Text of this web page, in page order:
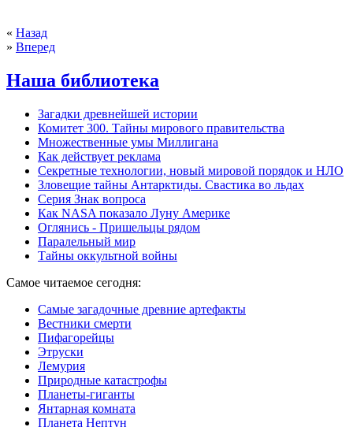
« Назад
» Вперед
Наша библиотека
Загадки древнейшей истории
Комитет 300. Тайны мирового правительства
Mножественные умы Миллигана
Как действует реклама
Секретные технологии, новый мировой порядок и НЛО
Зловещие тайны Антарктиды. Свастика во льдах
Серия Знак вопроса
Как NASA показало Луну Америке
Оглянись - Пришельцы рядом
Паралельный мир
Тайны оккультной войны
Самое читаемое сегодня:
Самые загадочные древние артефакты
Вестники смерти
Пифагорейцы
Этруски
Лемурия
Природные катастрофы
Планеты-гиганты
Янтарная комната
Планета Нептун